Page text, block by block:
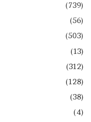
(739)
(56)
(503)
(13)
(312)
(128)
(38)
(4)